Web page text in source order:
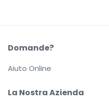
La Nostra Azienda
Domande?
Aiuto Online